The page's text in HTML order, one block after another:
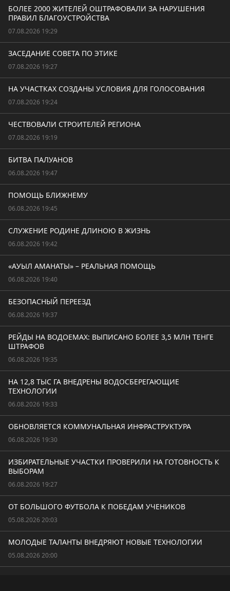
БОЛЕЕ 2000 ЖИТЕЛЕЙ ОШТРАФОВАЛИ ЗА НАРУШЕНИЯ
ПРАВИЛ БЛАГОУСТРОЙСТВА
07.08.2026 19:29
ЗАСЕДАНИЕ СОВЕТА ПО ЭТИКЕ
07.08.2026 19:27
НА УЧАСТКАХ СОЗДАНЫ УСЛОВИЯ ДЛЯ ГОЛОСОВАНИЯ
07.08.2026 19:24
ЧЕСТВОВАЛИ СТРОИТЕЛЕЙ РЕГИОНА
07.08.2026 19:19
БИТВА ПАЛУАНОВ
06.08.2026 19:47
ПОМОЩЬ БЛИЖНЕМУ
06.08.2026 19:45
СЛУЖЕНИЕ РОДИНЕ ДЛИНОЮ В ЖИЗНЬ
06.08.2026 19:42
«АУЫЛ АМАНАТЫ» – РЕАЛЬНАЯ ПОМОЩЬ
06.08.2026 19:40
БЕЗОПАСНЫЙ ПЕРЕЕЗД
06.08.2026 19:37
РЕЙДЫ НА ВОДОЕМАХ: ВЫПИСАНО БОЛЕЕ 3,5 МЛН ТЕНГЕ
ШТРАФОВ
06.08.2026 19:35
НА 12,8 ТЫС ГА ВНЕДРЕНЫ ВОДОСБЕРЕГАЮЩИЕ
ТЕХНОЛОГИИ
06.08.2026 19:33
ОБНОВЛЯЕТСЯ КОММУНАЛЬНАЯ ИНФРАСТРУКТУРА
06.08.2026 19:30
ИЗБИРАТЕЛЬНЫЕ УЧАСТКИ ПРОВЕРИЛИ НА ГОТОВНОСТЬ К
ВЫБОРАМ
06.08.2026 19:27
ОТ БОЛЬШОГО ФУТБОЛА К ПОБЕДАМ УЧЕНИКОВ
05.08.2026 20:03
МОЛОДЫЕ ТАЛАНТЫ ВНЕДРЯЮТ НОВЫЕ ТЕХНОЛОГИИ
05.08.2026 20:00